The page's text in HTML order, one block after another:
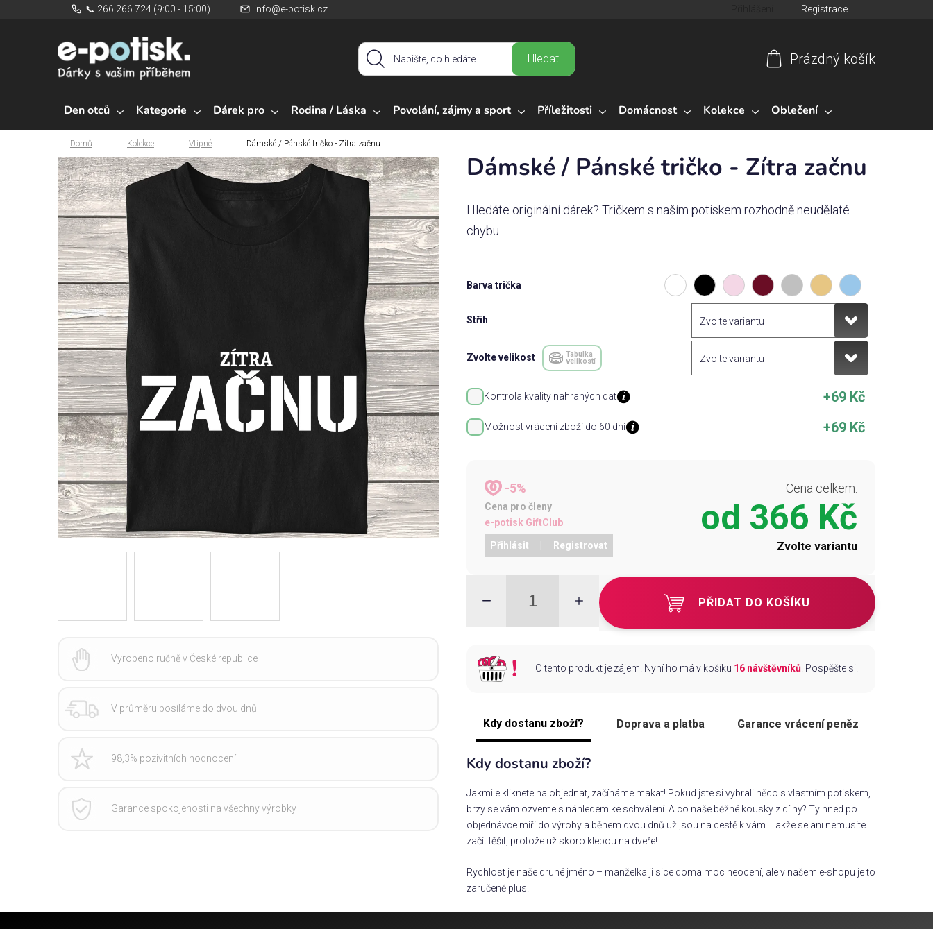
📞 266 266 724 (9:00 - 15:00) info@e-potisk.cz Registrace
Hledat
košík
Prázdný košík
Den otců Kategorie Dárek pro Rodina / Láska Povolání, zájmy a sport Příležitosti Domácnost Kolekce Oblečení
Domů
Domů Kolekce Vtipné Dámské / Pánské tričko - Zítra začnu
Dámské / Pánské tričko - Zítra začnu
Hledáte originální dárek? Tričkem s naším potiskem rozhodně neudělaté
chybu.
Barva trička
Střih
Zvolte velikost
Tabulka
velikostí
Kontrola kvality nahraných dat +69 Kč
Možnost vrácení zboží do 60 dní +69 Kč
-5%
Cena pro členy
e-potisk GiftClub
Přihlásit Registrovat
Cena celkem:
od 366 Kč
Zvolte variantu
PŘIDAT DO KOŠÍKU
O tento produkt je zájem! Nyní ho má v košíku 16 návštěvníků. Pospěšte si!
Kdy dostanu zboží? Doprava a platba Garance vrácení peněz
Kdy dostanu zboží?
Jakmile kliknete na objednat, začínáme makat! Pokud jste si vybrali něco s vlastním potiskem,
brzy se vám ozveme s náhledem ke schválení. A co naše běžné kousky z dílny? Ty hned po
objednávce míří do výroby a během dvou dnů už jsou na cestě k vám. Takže se ani nemusíte
začít těšit, protože už skoro klepou na dveře!
Rychlost je naše druhé jméno – manželka ji sice doma moc neocení, ale v našem e-shopu je to
zaručeně plus!
Vyrobeno ručně v České republice
V průměru posíláme do dvou dnů
98,3% pozivitních hodnocení
Garance spokojenosti na všechny výrobky